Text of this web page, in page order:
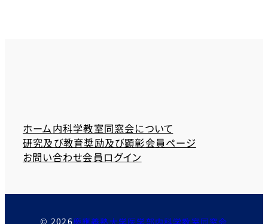
ホーム内科学教室同窓会について
研究及び教育奨励及び顕彰会員ページ
お問い合わせ会員ログイン
© 2026慶應義塾大学医学部内科学教室同窓会